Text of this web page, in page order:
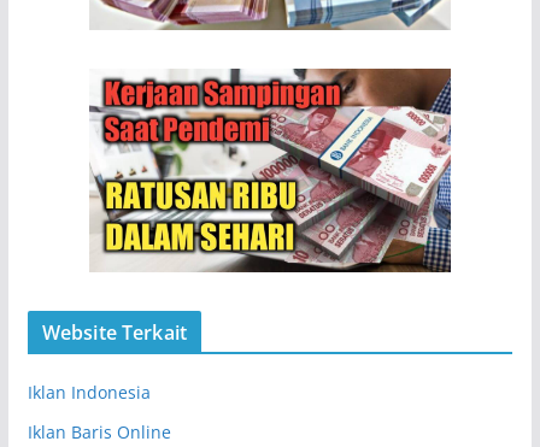
Website Terkait
Iklan Indonesia
Iklan Baris Online